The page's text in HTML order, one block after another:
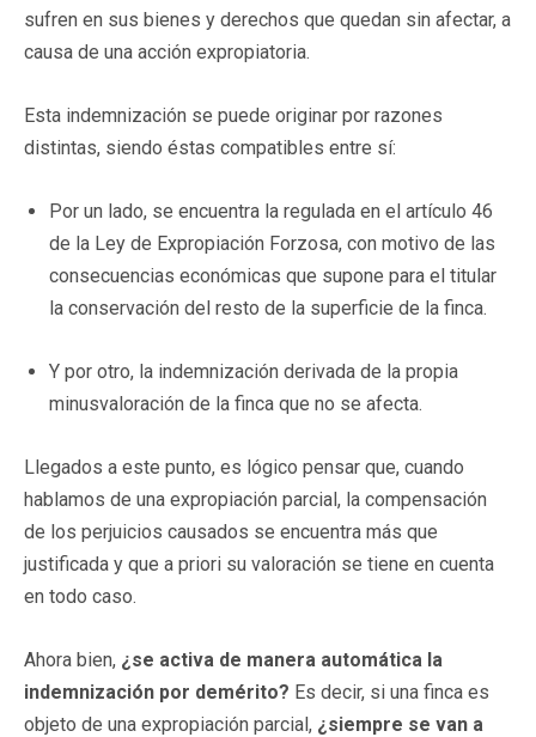
sufren en sus bienes y derechos que quedan sin afectar, a
causa de una acción expropiatoria.
Esta indemnización se puede originar por razones
distintas, siendo éstas compatibles entre sí:
Por un lado, se encuentra la regulada en el artículo 46
de la Ley de Expropiación Forzosa, con motivo de las
consecuencias económicas que supone para el titular
la conservación del resto de la superficie de la finca.
Y por otro, la indemnización derivada de la propia
minusvaloración de la finca que no se afecta.
Llegados a este punto, es lógico pensar que, cuando
hablamos de una expropiación parcial, la compensación
de los perjuicios causados se encuentra más que
justificada y que a priori su valoración se tiene en cuenta
en todo caso.
Ahora bien, ¿se activa de manera automática la
indemnización por demérito? Es decir, si una finca es
objeto de una expropiación parcial, ¿siempre se van a